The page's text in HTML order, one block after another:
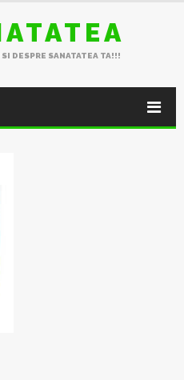
DESPRE SANATATEA TA!!!